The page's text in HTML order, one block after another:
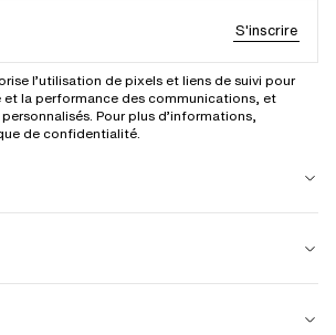
S'inscrire
l’utilisation de pixels et liens de suivi pour
et la performance des communications, et
Pour plus d’informations,
de confidentialité.